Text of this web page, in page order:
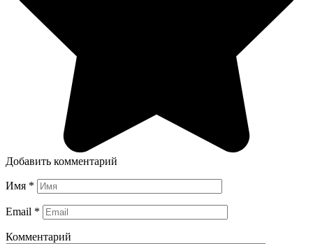
Добавить комментарий
Имя *
Email *
Комментарий